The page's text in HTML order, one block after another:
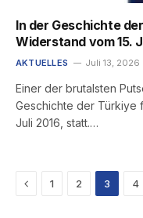
In der Geschichte
Widerstand vom 15.
AKTUELLES Juli 13, 2026
Einer der brutalsten
Geschichte der Türkiye
Juli 2016, statt.…
Previous
1 2 3 4